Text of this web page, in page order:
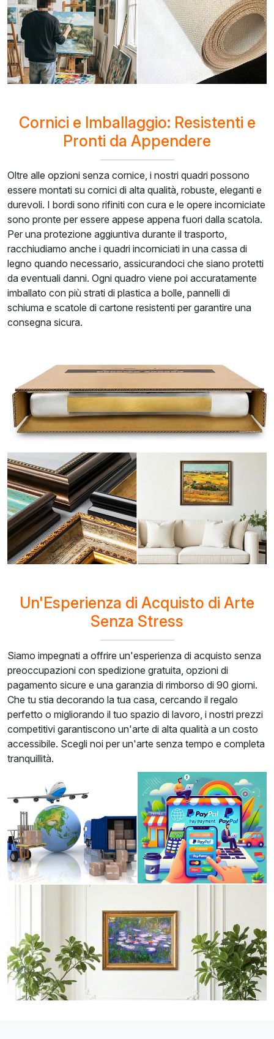
Cornici e Imballaggio: Resistenti e
Pronti da Appendere
Oltre alle opzioni senza cornice, i nostri quadri possono
essere montati su cornici di alta qualità, robuste, eleganti e
durevoli. I bordi sono rifiniti con cura e le opere incorniciate
sono pronte per essere appese appena fuori dalla scatola.
Per una protezione aggiuntiva durante il trasporto,
racchiudiamo anche i quadri incorniciati in una cassa di
legno quando necessario, assicurandoci che siano protetti
da eventuali danni. Ogni quadro viene poi accuratamente
imballato con più strati di plastica a bolle, pannelli di
schiuma e scatole di cartone resistenti per garantire una
consegna sicura.
Un'Esperienza di Acquisto di Arte
Senza Stress
Siamo impegnati a offrire un'esperienza di acquisto senza
preoccupazioni con spedizione gratuita, opzioni di
pagamento sicure e una garanzia di rimborso di 90 giorni.
Che tu stia decorando la tua casa, cercando il regalo
perfetto o migliorando il tuo spazio di lavoro, i nostri prezzi
competitivi garantiscono un'arte di alta qualità a un costo
accessibile. Scegli noi per un'arte senza tempo e completa
tranquillità.